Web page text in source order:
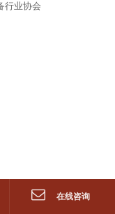
行业协会
在线咨询